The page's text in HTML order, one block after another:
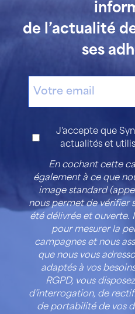
de l’actualité
ses
J'accepte que
actualités et
En cochant cette
également à ce que
image standard
nous permet de vérifier
été délivrée et ouverte.
pour mesurer la
campagnes et nous
que nous vous
adaptés à vos
RGPD, vous
d’interrogation, de
de portabilité de vos